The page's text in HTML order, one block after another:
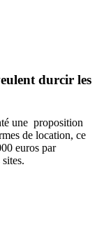
durcir les
une proposition
de location, ce
euros par